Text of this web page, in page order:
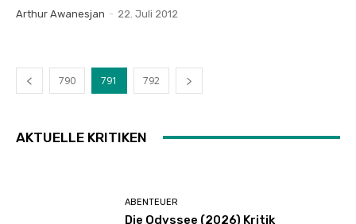
Arthur Awanesjan - 22. Juli 2012
790 791 792
AKTUELLE KRITIKEN
ABENTEUER
Die Odyssee (2026) Kritik